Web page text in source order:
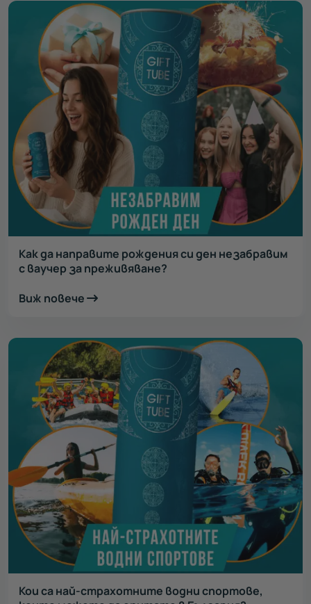
Как да направите рождения си ден незабравим
с ваучер за преживяване?
Виж повече
Кои са най-страхотните водни спортове,